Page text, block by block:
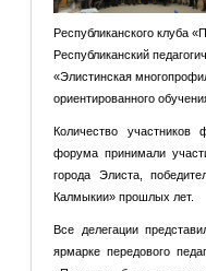
Республиканского клуба
Республиканский
«Элистинская
ориентированного
Количество
форума принимали
города Элиста,
Калмыкии» прошлых лет.
Все делегации
ярмарке передового